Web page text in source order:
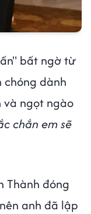
bất ngờ từ
chóng dành
và ngọt ngào
chắn em sẽ
Thành đóng
anh đã lập